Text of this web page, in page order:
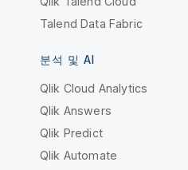
Talend Data Fabric
분석 및 AI
Qlik Cloud Analytics
Qlik Answers
Qlik Predict
Qlik Automate